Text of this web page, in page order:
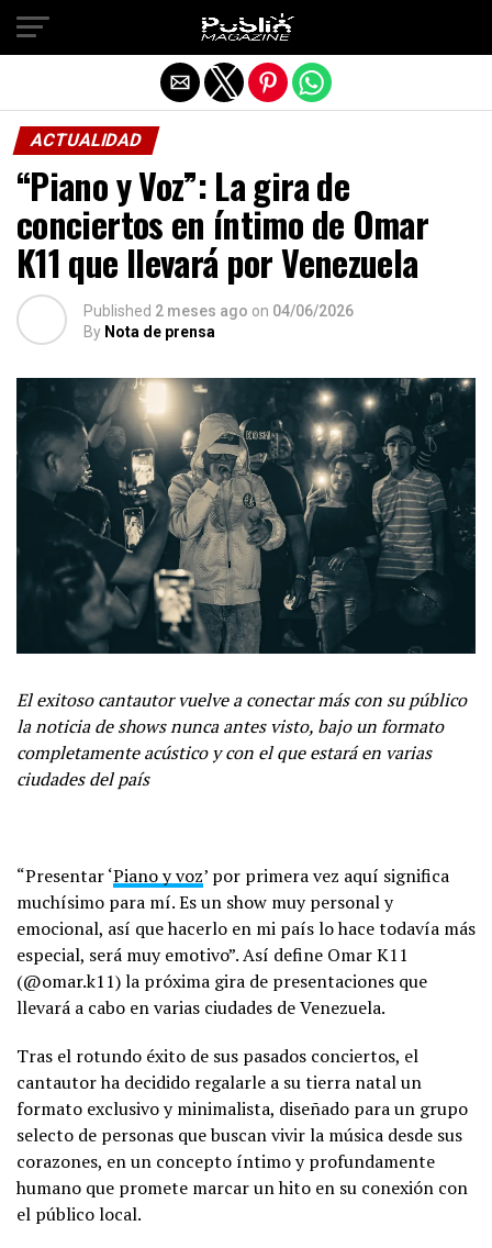
ACTUALIDAD
“Piano y Voz”: La gira de
conciertos en íntimo de Omar
K11 que llevará por Venezuela
Published 2 meses ago on 04/06/2026
By Nota de prensa
El exitoso cantautor vuelve a conectar más con su público
la noticia de shows nunca antes visto, bajo un formato
completamente acústico y con el que estará en varias
ciudades del país
“Presentar ‘Piano y voz’ por primera vez aquí significa
muchísimo para mí. Es un show muy personal y
emocional, así que hacerlo en mi país lo hace todavía más
especial, será muy emotivo”. Así define Omar K11
(@omar.k11) la próxima gira de presentaciones que
llevará a cabo en varias ciudades de Venezuela.
Tras el rotundo éxito de sus pasados conciertos, el
cantautor ha decidido regalarle a su tierra natal un
formato exclusivo y minimalista, diseñado para un grupo
selecto de personas que buscan vivir la música desde sus
corazones, en un concepto íntimo y profundamente
humano que promete marcar un hito en su conexión con
el público local.
Salir de la versión móvil